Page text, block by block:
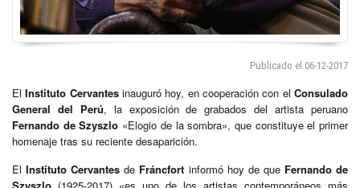
Publicado el 06-12-2017
ElInstituto Cervantesinauguró hoy, en cooperación con elConsulado
General del Perú, la exposición de grabados del artista peruano
Fernando de Szyszlo «Elogio de la sombra», que constituye el primer
homenaje tras su reciente desaparición.
ElInstituto Cervantes de Fráncfort informó hoy de que Fernando de